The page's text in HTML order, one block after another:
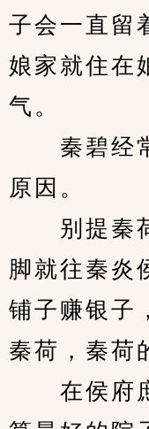
子会一直留
娘家就住在
气。
秦碧经常
原因。
别提秦荷
脚就往秦炎
铺子赚银子
秦荷，秦荷
在侯府庶